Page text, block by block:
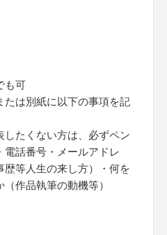
も可
たは別紙に以下の事項を記
したくない方は、必ずペン
電話番号・メールアドレ
歴等人生の来し方）・何を
作品執筆の動機等）